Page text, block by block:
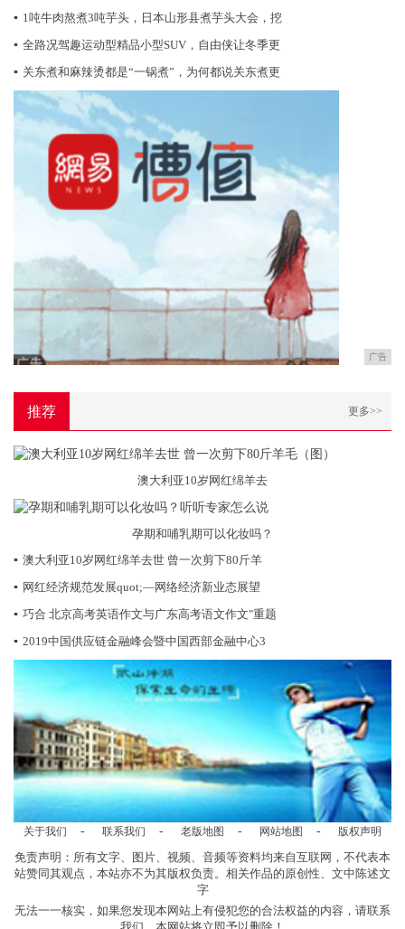
▪ 1吨牛肉熬煮3吨芋头，日本山形县煮芋头大会，挖
▪ 全路况驾趣运动型精品小型SUV，自由侠让冬季更
▪ 关东煮和麻辣烫都是“一锅煮”，为何都说关东煮更
广告
推荐 更多>>
澳大利亚10岁网红绵羊去
孕期和哺乳期可以化妆吗？
▪ 澳大利亚10岁网红绵羊去世 曾一次剪下80斤羊
▪ 网红经济规范发展quot;—网络经济新业态展望
▪ 巧合 北京高考英语作文与广东高考语文作文"重题
▪ 2019中国供应链金融峰会暨中国西部金融中心3
关于我们 - 联系我们 - 老版地图 - 网站地图 - 版权声明
免责声明：所有文字、图片、视频、音频等资料均来自互联网，不代表本
站赞同其观点，本站亦不为其版权负责。相关作品的原创性、文中陈述文
字
无法一一核实，如果您发现本网站上有侵犯您的合法权益的内容，请联系